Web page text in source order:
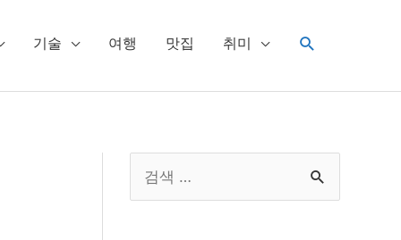
기술 여행 맛집 취미
검
e